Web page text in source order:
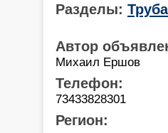
Разделы: Труба
Автор
Михаил Ершов
Телефон:
73433828301
Регион: